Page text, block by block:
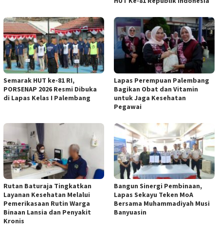
Semarak HUT ke-81 RI,
PORSENAP 2026 Resmi Dibuka
di Lapas Kelas I Palembang
Lapas Perempuan Palembang
Bagikan Obat dan Vitamin
untuk Jaga Kesehatan
Pegawai
Rutan Baturaja Tingkatkan
Layanan Kesehatan Melalui
Pemerikasaan Rutin Warga
Binaan Lansia dan Penyakit
Kronis
Bangun Sinergi Pembinaan,
Lapas Sekayu Teken MoA
Bersama Muhammadiyah Musi
Banyuasin